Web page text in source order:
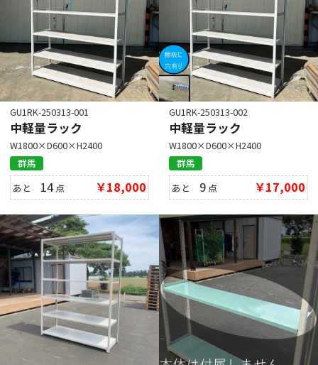
GU1RK-250313-001
中軽量ラック
W1800×D600×H2400
群馬
あと 14点 ￥18,000
GU1RK-250313-002
中軽量ラック
W1800×D600×H2400
群馬
あと 9 点 ￥17,000